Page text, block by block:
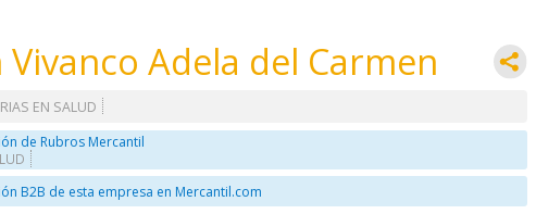
Vivanco Adela del Carmen
EN SALUD
de Rubros Mercantil
B2B de esta empresa en Mercantil.com